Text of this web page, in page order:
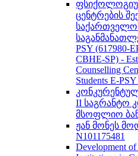
ცენტრების
PSY (617980-
CBHE-SP) -
Counselling
Students E-
II საგრანტო
მსოფლიო
ჟან მონეს
N101175481
Development